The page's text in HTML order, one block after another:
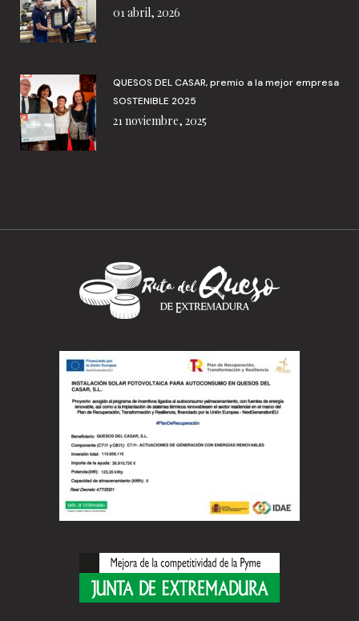
01 abril, 2026
QUESOS DEL CASAR, premio a la mejor empresa
SOSTENIBLE 2025
21 noviembre, 2025